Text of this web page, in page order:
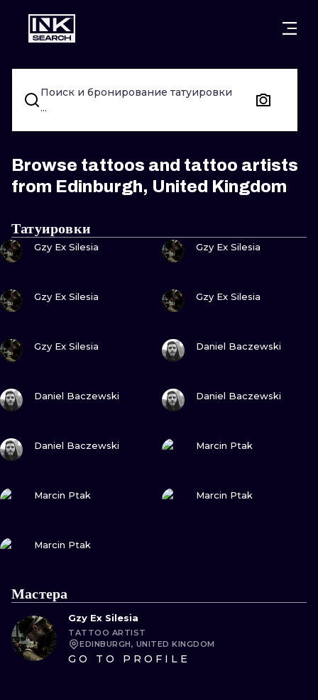
ГОРОДА ВАРШАВА
КРАКОВ ВРОЦЛАВ
БЕРЛИН ЛОНДОН
ГЕЙДЕЛЬБЕРГ ЭДИНБУРГ
МАНЧЕСТЕР АМСТЕРДАМ
АФИНЫ БУДАПЕШТ
СТИЛИ
НАДПИСИ
НЬЮСКУЛ
ЯПОНСКИЙ
Поиск и бронирование татуировки
...
Browse tattoos and tattoo artists
from Edinburgh, United Kingdom
Татуировки
ПОСМОТРИ
Gzy Ex Silesia
ПОСМОТРИ
Gzy Ex Silesia
Gzy Ex Silesia Gzy Ex Silesia
Gzy Ex Silesia Daniel Baczewski
Daniel Baczewski Daniel Baczewski
Daniel Baczewski Marcin Ptak
Marcin Ptak Marcin Ptak
Marcin Ptak
Мастера
Gzy Ex Silesia
TATTOO ARTIST
EDINBURGH, UNITED KINGDOM
GO TO PROFILE